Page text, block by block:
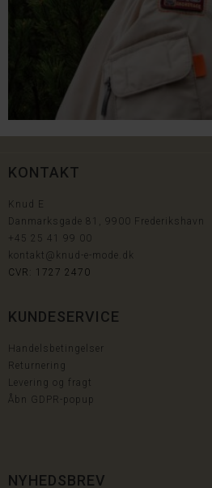
KONTAKT
Knud E
Danmarksgade 81, 9900 Frederikshavn
+45 25 41 99 00
kontakt@knud-e-mode.dk
CVR: 1727 2470
KUNDESERVICE
Handelsbetingelser
Returnering
Levering og fragt
Åbn GDPR-popup
NYHEDSBREV